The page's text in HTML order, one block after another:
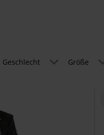
Geschlecht Größe